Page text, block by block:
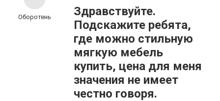
Оборотень
Здравствуйте.
Подскажите ребята,
где можно стильную
мягкую мебель
купить, цена для меня
значения не имеет
честно говоря.